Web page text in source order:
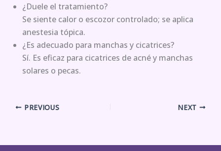
¿Duele el tratamiento?
Se siente calor o escozor controlado; se aplica
anestesia tópica.
¿Es adecuado para manchas y cicatrices?
Sí. Es eficaz para cicatrices de acné y manchas
solares o pecas.
PREVIOUS NEXT